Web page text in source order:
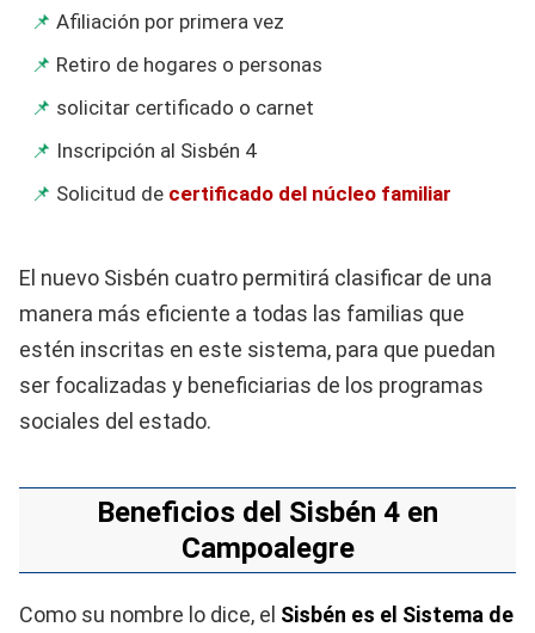
Afiliación por primera vez
Retiro de hogares o personas
solicitar certificado o carnet
Inscripción al Sisbén 4
Solicitud de certificado del núcleo familiar
El nuevo Sisbén cuatro permitirá clasificar de una
manera más eficiente a todas las familias que
estén inscritas en este sistema, para que puedan
ser focalizadas y beneficiarias de los programas
sociales del estado.
Beneficios del Sisbén 4 en
Campoalegre
Como su nombre lo dice, el Sisbén es el Sistema de